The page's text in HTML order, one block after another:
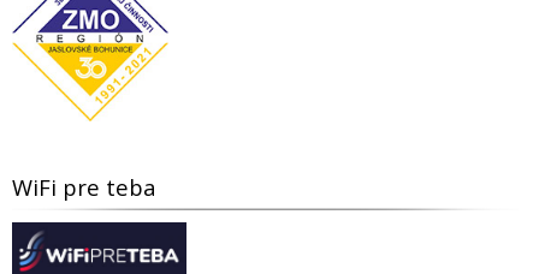
WiFi pre teba